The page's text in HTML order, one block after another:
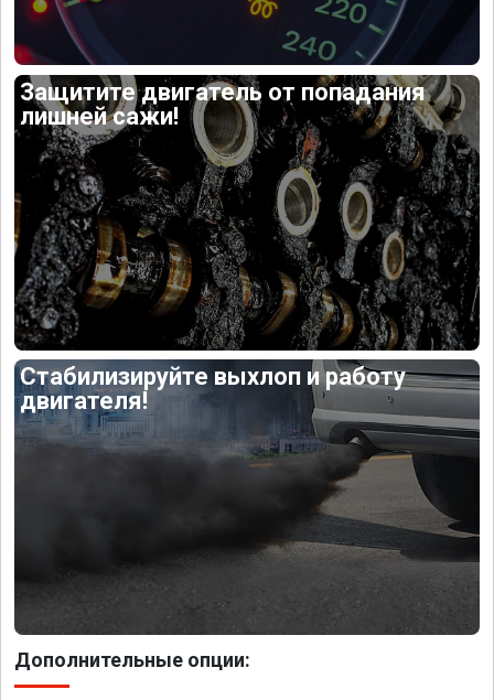
Защитите двигатель от попадания
лишней сажи!
Стабилизируйте выхлоп и работу
двигателя!
Дополнительные опции: